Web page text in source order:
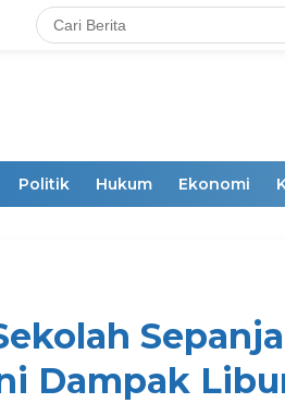
Politik Hukum Ekonomi
Dampak